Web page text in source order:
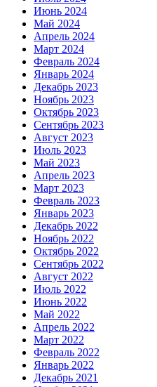
Июнь 2024
Май 2024
Апрель 2024
Март 2024
Февраль 2024
Январь 2024
Декабрь 2023
Ноябрь 2023
Октябрь 2023
Сентябрь 2023
Август 2023
Июль 2023
Май 2023
Апрель 2023
Март 2023
Февраль 2023
Январь 2023
Декабрь 2022
Ноябрь 2022
Октябрь 2022
Сентябрь 2022
Август 2022
Июль 2022
Июнь 2022
Май 2022
Апрель 2022
Март 2022
Февраль 2022
Январь 2022
Декабрь 2021